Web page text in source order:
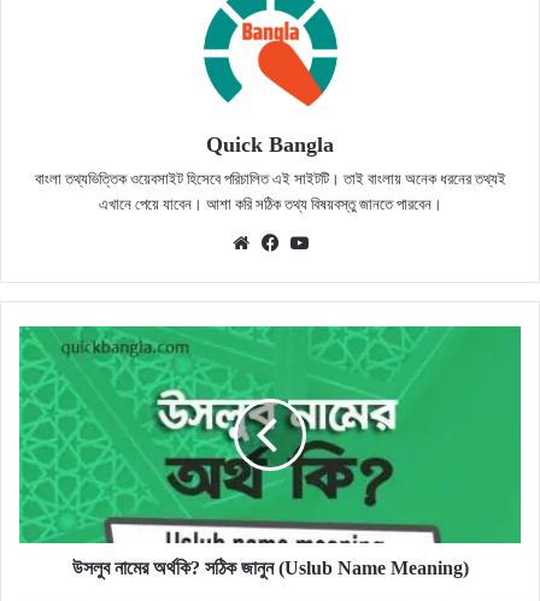
Quick Bangla
বাংলা তথ্যভিত্তিক ওয়েবসাইট হিসেবে পরিচালিত এই সাইটটি। তাই বাংলায় অনেক ধরনের তথ্যই
এখানে পেয়ে যাবেন। আশা করি সঠিক তথ্য বিষয়বস্তু জানতে পারবেন।
WebsiteFacebook
উসলুব
নামের
অর্থকি?
সঠিক
জানুন
(Uslub
Name
Meaning)
উসলুব নামের অর্থকি? সঠিক জানুন (Uslub Name Meaning)